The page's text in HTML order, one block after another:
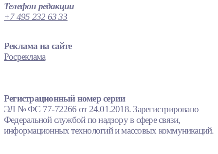
Телефон редакции
+7 495 232 63 33
Реклама на сайте
Росреклама
Регистрационный номер серии
ЭЛ № ФС 77-72266 от 24.01.2018. Зарегистрировано
Федеральной службой по надзору в сфере связи,
информационных технологий и массовых коммуникаций.